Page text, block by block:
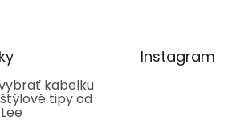
kabelku
tipy od
Instagram